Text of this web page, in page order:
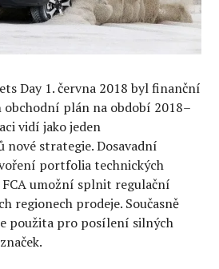
Day 1. června 2018 byl finanční
plán na období 2018–
vidí jako jeden
strategie. Dosavadní
portfolia technických
umožní splnit regulační
regionech prodeje. Současně
použita pro posílení silných